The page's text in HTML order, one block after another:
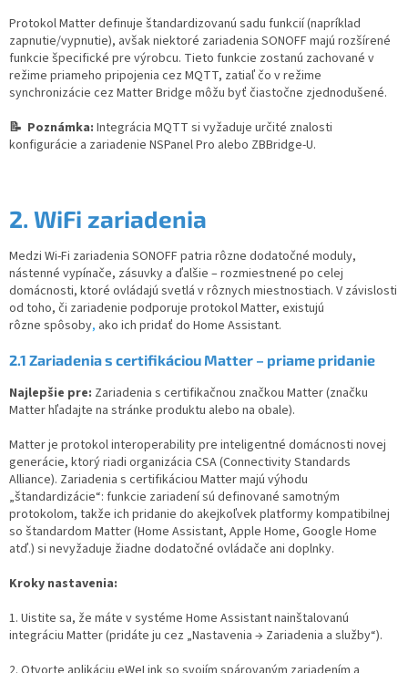
Protokol Matter definuje štandardizovanú sadu funkcií (napríklad
zapnutie/vypnutie), avšak niektoré zariadenia SONOFF majú rozšírené
funkcie špecifické pre výrobcu. Tieto funkcie zostanú zachované v
režime priameho pripojenia cez MQTT, zatiaľ čo v režime
synchronizácie cez Matter Bridge môžu byť čiastočne zjednodušené.
📝 Poznámka: Integrácia MQTT si vyžaduje určité znalosti
konfigurácie a zariadenie NSPanel Pro alebo ZBBridge-U.
2. WiFi zariadenia
Medzi Wi-Fi zariadenia SONOFF patria rôzne dodatočné moduly,
nástenné vypínače, zásuvky a ďalšie – rozmiestnené po celej
domácnosti, ktoré ovládajú svetlá v rôznych miestnostiach. V závislosti
od toho, či zariadenie podporuje protokol Matter, existujú
rôzne spôsoby, ako ich pridať do Home Assistant.
2.1 Zariadenia s certifikáciou Matter – priame pridanie
Najlepšie pre: Zariadenia s certifikačnou značkou Matter (značku
Matter hľadajte na stránke produktu alebo na obale).
Matter je protokol interoperability pre inteligentné domácnosti novej
generácie, ktorý riadi organizácia CSA (Connectivity Standards
Alliance). Zariadenia s certifikáciou Matter majú výhodu
„štandardizácie“: funkcie zariadení sú definované samotným
protokolom, takže ich pridanie do akejkoľvek platformy kompatibilnej
so štandardom Matter (Home Assistant, Apple Home, Google Home
atď.) si nevyžaduje žiadne dodatočné ovládače ani doplnky.
Kroky nastavenia:
1. Uistite sa, že máte v systéme Home Assistant nainštalovanú
integráciu Matter (pridáte ju cez „Nastavenia → Zariadenia a služby“).